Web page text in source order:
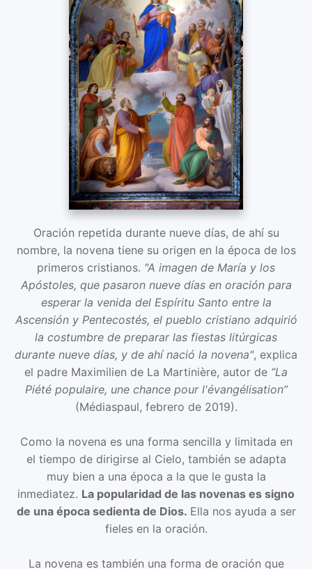
Oración repetida durante nueve días, de ahí su
nombre, la novena tiene su origen en la época de los
primeros cristianos. "A imagen de María y los
Apóstoles, que pasaron nueve días en oración para
esperar la venida del Espíritu Santo entre la
Ascensión y Pentecostés, el pueblo cristiano adquirió
la costumbre de preparar las fiestas litúrgicas
durante nueve días, y de ahí nació la novena", explica
el padre Maximilien de La Martinière, autor de “La
Piété populaire, une chance pour l'évangélisation”
(Médiaspaul, febrero de 2019).
Como la novena es una forma sencilla y limitada en
el tiempo de dirigirse al Cielo, también se adapta
muy bien a una época a la que le gusta la
inmediatez. La popularidad de las novenas es signo
de una época sedienta de Dios. Ella nos ayuda a ser
fieles en la oración.
La novena es también una forma de oración que